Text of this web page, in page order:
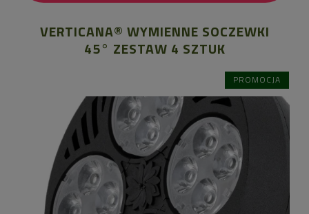
VERTICANA® WYMIENNE SOCZEWKI
45° ZESTAW 4 SZTUK
PROMOCJA